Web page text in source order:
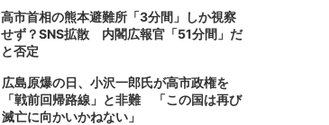
高市首相の熊本避難所「3分間」しか視察
せず？SNS拡散 内閣広報官「51分間」だ
と否定
広島原爆の日、小沢一郎氏が高市政権を
「戦前回帰路線」と非難 「この国は再び
滅亡に向かいかねない」